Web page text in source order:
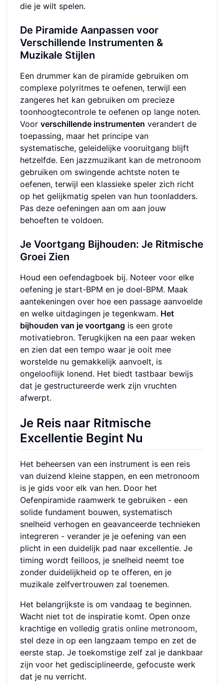
die je wilt spelen.
De Piramide Aanpassen voor
Verschillende Instrumenten &
Muzikale Stijlen
Een drummer kan de piramide gebruiken om
complexe polyritmes te oefenen, terwijl een
zangeres het kan gebruiken om precieze
toonhoogtecontrole te oefenen op lange noten.
Voor verschillende instrumenten verandert de
toepassing, maar het principe van
systematische, geleidelijke vooruitgang blijft
hetzelfde. Een jazzmuzikant kan de metronoom
gebruiken om swingende achtste noten te
oefenen, terwijl een klassieke speler zich richt
op het gelijkmatig spelen van hun toonladders.
Pas deze oefeningen aan om aan jouw
behoeften te voldoen.
Je Voortgang Bijhouden: Je Ritmische
Groei Zien
Houd een oefendagboek bij. Noteer voor elke
oefening je start-BPM en je doel-BPM. Maak
aantekeningen over hoe een passage aanvoelde
en welke uitdagingen je tegenkwam. Het
bijhouden van je voortgang is een grote
motivatiebron. Terugkijken na een paar weken
en zien dat een tempo waar je ooit mee
worstelde nu gemakkelijk aanvoelt, is
ongelooflijk lonend. Het biedt tastbaar bewijs
dat je gestructureerde werk zijn vruchten
afwerpt.
Je Reis naar Ritmische
Excellentie Begint Nu
Het beheersen van een instrument is een reis
van duizend kleine stappen, en een metronoom
is je gids voor elk van hen. Door het
Oefenpiramide raamwerk te gebruiken - een
solide fundament bouwen, systematisch
snelheid verhogen en geavanceerde technieken
integreren - verander je je oefening van een
plicht in een duidelijk pad naar excellentie. Je
timing wordt feilloos, je snelheid neemt toe
zonder duidelijkheid op te offeren, en je
muzikale zelfvertrouwen zal toenemen.
Het belangrijkste is om vandaag te beginnen.
Wacht niet tot de inspiratie komt. Open onze
krachtige en volledig gratis online metronoom,
stel deze in op een langzaam tempo en zet de
eerste stap. Je toekomstige zelf zal je dankbaar
zijn voor het gedisciplineerde, gefocuste werk
dat je nu verricht.